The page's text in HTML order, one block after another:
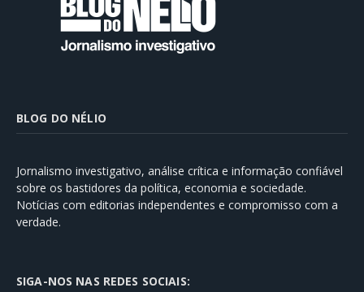
BLOG DO NÉLIO
Jornalismo investigativo, análise crítica e informação confiável
sobre os bastidores da política, economia e sociedade.
Notícias com editorias independentes e compromisso com a
verdade.
SIGA-NOS NAS REDES SOCIAIS: